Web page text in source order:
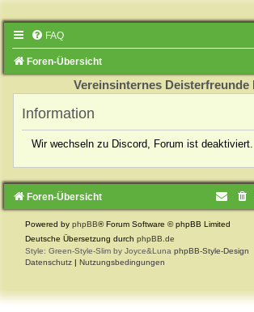
FAQ
Foren-Übersicht
Vereinsinternes Deisterfreunde
Information
Wir wechseln zu Discord, Forum ist deaktiviert.
Foren-Übersicht
Powered by phpBB® Forum Software © phpBB Limited
Deutsche Übersetzung durch phpBB.de
Style: Green-Style-Slim by Joyce&Luna phpBB-Style-Design
Datenschutz | Nutzungsbedingungen